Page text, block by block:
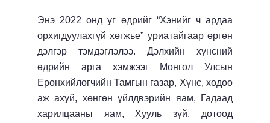
Энэ 2022 онд уг өдрийг “Хэнийг ч ардаа
орхигдуулахгүй хөгжье” уриатайгаар өргөн
дэлгэр тэмдэглэлээ. Дэлхийн хүнсний
өдрийн арга хэмжээг
Монгол Улсын
Ерөнхийлөгчийн Тамгын газар, Хүнс, хөдөө
аж ахуй, хөнгөн үйлдвэрийн яам, Гадаад
харилцааны яам, Хууль зүй, дотоод